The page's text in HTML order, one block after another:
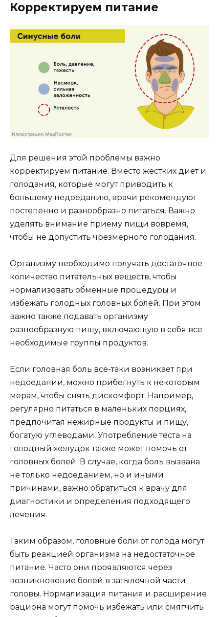
Корректируем питание
Для решения этой проблемы важно
корректируем питание. Вместо жестких диет и
голодания, которые могут приводить к
большему недоеданию, врачи рекомендуют
постепенно и разнообразно питаться. Важно
уделять внимание приему пищи вовремя,
чтобы не допустить чрезмерного голодания.
Организму необходимо получать достаточное
количество питательных веществ, чтобы
нормализовать обменные процедуры и
избежать голодных головных болей. При этом
важно также подавать организму
разнообразную пищу, включающую в себя все
необходимые группы продуктов.
Если головная боль все-таки возникает при
недоедании, можно прибегнуть к некоторым
мерам, чтобы снять дискомфорт. Например,
регулярно питаться в маленьких порциях,
предпочитая нежирные продукты и пищу,
богатую углеводами. Употребление теста на
голодный желудок также может помочь от
головных болей. В случае, когда боль вызвана
не только недоеданием, но и иными
причинами, важно обратиться к врачу для
диагностики и определения подходящего
лечения.
Таким образом, головные боли от голода могут
быть реакцией организма на недостаточное
питание. Часто они проявляются через
возникновение болей в затылочной части
головы. Нормализация питания и расширение
рациона могут помочь избежать или смягчить